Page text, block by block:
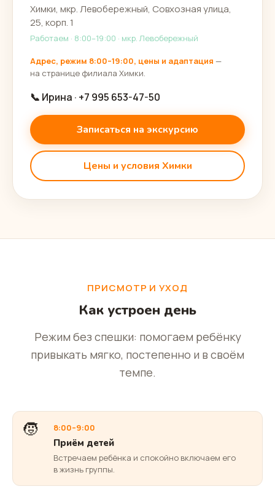
Химки, мкр. Левобережный, Совхозная улица,
25, корп. 1
Работаем · 8:00–19:00 · мкр. Левобережный
Адрес, режим 8:00–19:00, цены и адаптация —
на странице филиала Химки.
📞 Ирина · +7 995 653-47-50
Записаться на экскурсию
Цены и условия Химки
ПРИСМОТР И УХОД
Как устроен день
Режим без спешки: помогаем ребёнку
привыкать мягко, постепенно и в своём
темпе.
🧒 8:00–9:00
Приём детей
Встречаем ребёнка и спокойно включаем его
в жизнь группы.